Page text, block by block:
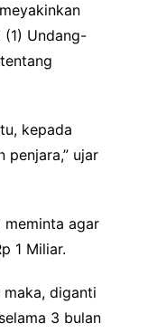
(1) Undang-
kepada
penjara,” ujar
meminta agar
1 Miliar.
diganti
3 bulan